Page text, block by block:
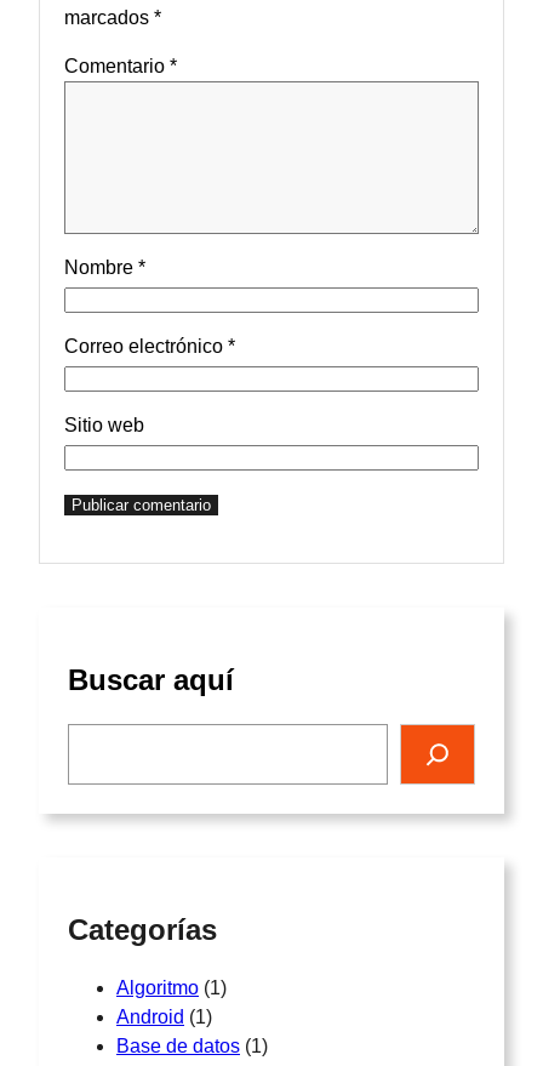
marcados *
Comentario *
Nombre *
Correo electrónico *
Sitio web
Buscar aquí
Categorías
Algoritmo (1)
Android (1)
Base de datos (1)